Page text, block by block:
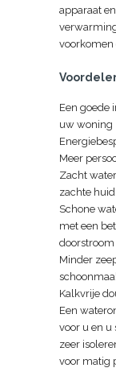
apparaat
voorkomen
Een goede
uw woning
Meer
Zacht
zachte huid
Schone
met een
doorstroom
Minder
Kalkvrije
Een
voor u en u
zeer
voor matig